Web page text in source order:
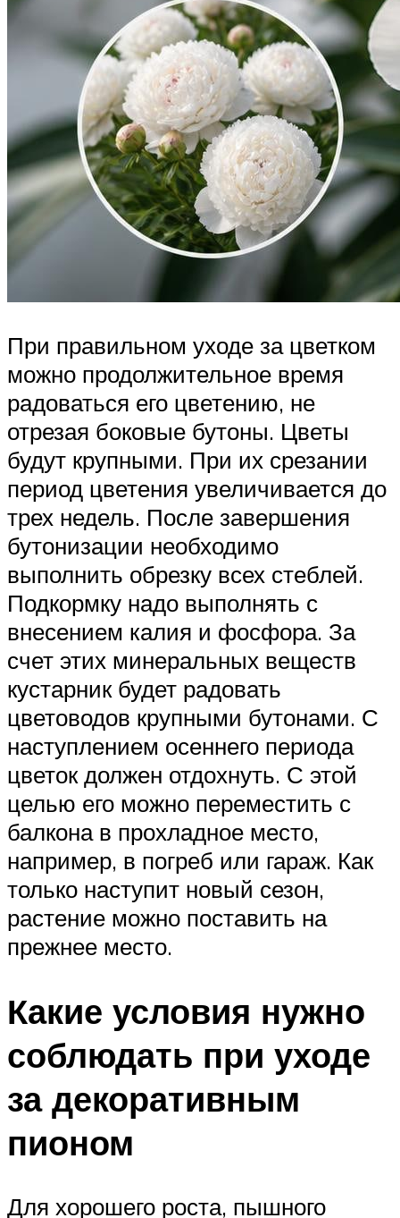
При правильном уходе за цветком
можно продолжительное время
радоваться его цветению, не
отрезая боковые бутоны. Цветы
будут крупными. При их срезании
период цветения увеличивается до
трех недель. После завершения
бутонизации необходимо
выполнить обрезку всех стеблей.
Подкормку надо выполнять с
внесением калия и фосфора. За
счет этих минеральных веществ
кустарник будет радовать
цветоводов крупными бутонами. С
наступлением осеннего периода
цветок должен отдохнуть. С этой
целью его можно переместить с
балкона в прохладное место,
например, в погреб или гараж. Как
только наступит новый сезон,
растение можно поставить на
прежнее место.
Какие условия нужно
соблюдать при уходе
за декоративным
пионом
Для хорошего роста, пышного